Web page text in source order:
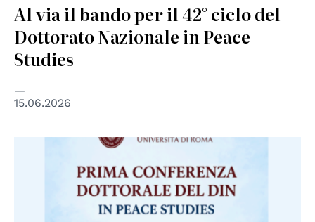
Al via il bando per il 42° ciclo del
Dottorato Nazionale in Peace
Studies
15.06.2026